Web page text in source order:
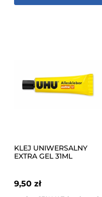
KLEJ UNIWERSALNY
EXTRA GEL 31ML
9,50 zł